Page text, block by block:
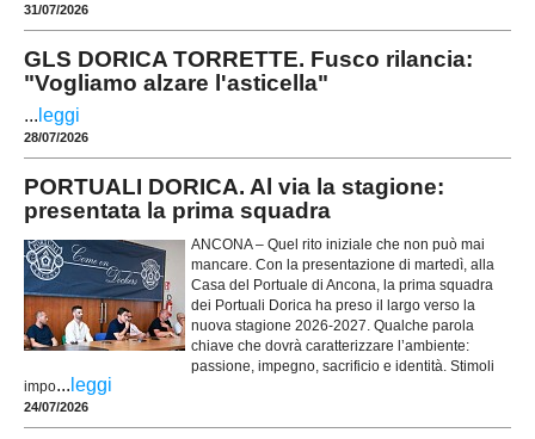
31/07/2026
GLS DORICA TORRETTE. Fusco rilancia:
"Vogliamo alzare l'asticella"
... leggi
28/07/2026
PORTUALI DORICA. Al via la stagione:
presentata la prima squadra
ANCONA – Quel rito iniziale che non può mai
mancare. Con la presentazione di martedì, alla
Casa del Portuale di Ancona, la prima squadra
dei Portuali Dorica ha preso il largo verso la
nuova stagione 2026-2027. Qualche parola
chiave che dovrà caratterizzare l’ambiente:
passione, impegno, sacrificio e identità. Stimoli
impo... leggi
24/07/2026